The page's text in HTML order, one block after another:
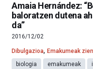
Amaia Hernández:
baloratzen dutena
da”
2016/12/02
Dibulgazioa, Emakumeak
biologia
emakumeak